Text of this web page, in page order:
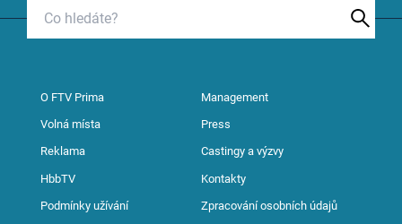
O FTV Prima Management
Volná místa Press
Reklama Castingy a výzvy
HbbTV Kontakty
Podmínky užívání Zpracování osobních údajů